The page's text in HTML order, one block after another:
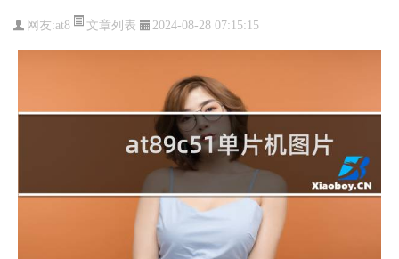
网友:at8 文章列表 2024-08-28 07:15:15